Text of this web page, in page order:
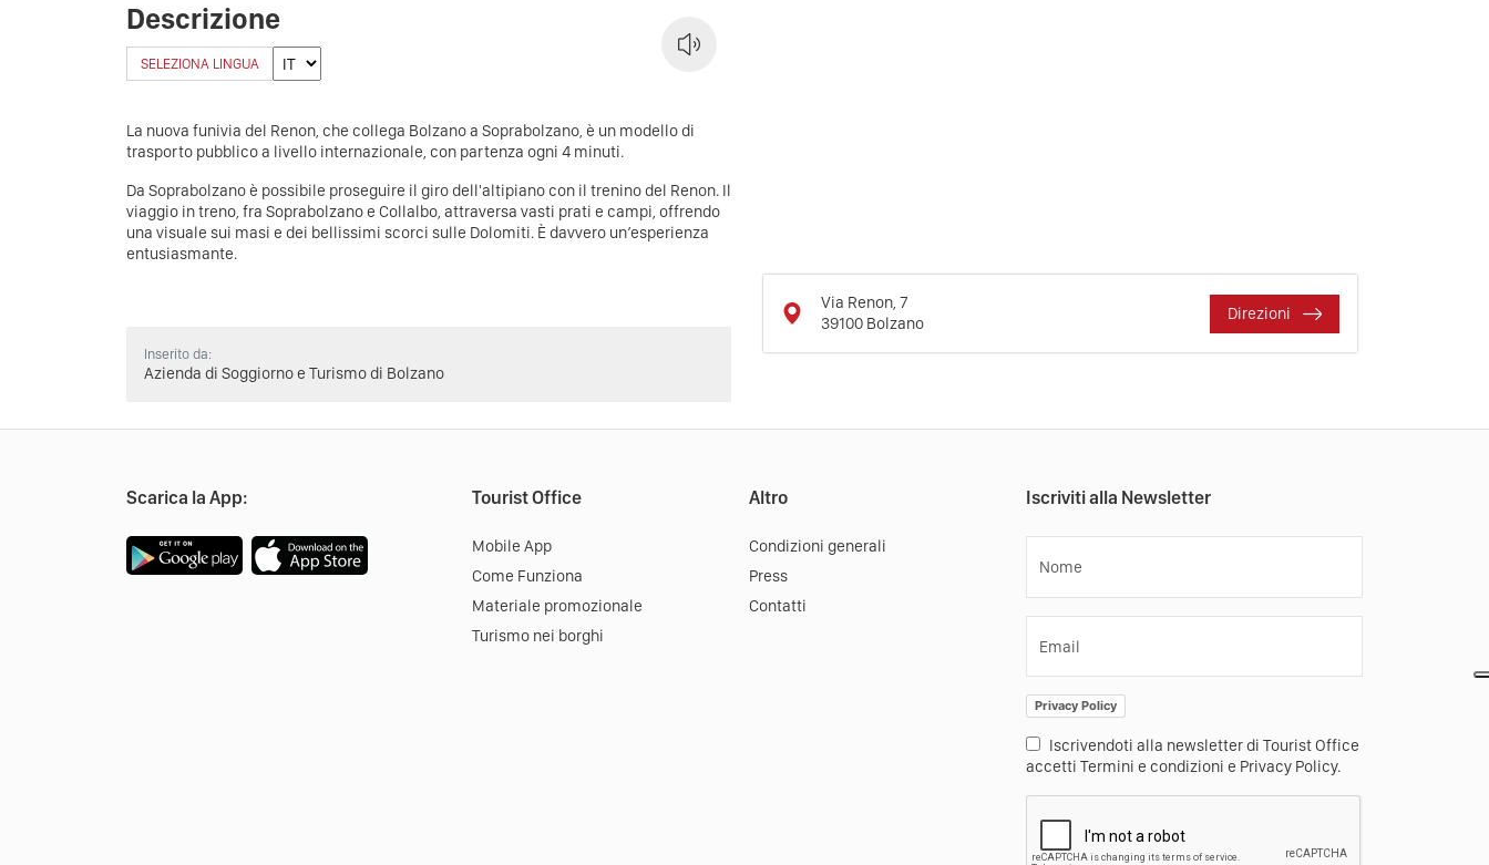
Descrizione
SELEZIONA LINGUA
La nuova funivia del Renon, che collega Bolzano a Soprabolzano, è un modello di
trasporto pubblico a livello internazionale, con partenza ogni 4 minuti.
Da Soprabolzano è possibile proseguire il giro dell'altipiano con il trenino del Renon. Il
viaggio in treno, fra Soprabolzano e Collalbo, attraversa vasti prati e campi, offrendo
una visuale sui masi e dei bellissimi scorci sulle Dolomiti. È davvero un’esperienza
entusiasmante.
Inserito da:
Azienda di Soggiorno e Turismo di Bolzano
Via Renon, 7
39100 Bolzano
Direzioni
Scarica la App: Tourist Office
Mobile App
Come Funziona
Materiale promozionale
Turismo nei borghi
Altro
Condizioni generali
Press
Contatti
Iscriviti alla Newsletter
Nome
Email
Privacy Policy
Iscrivendoti alla newsletter di Tourist Office
accetti Termini e condizioni e Privacy Policy.